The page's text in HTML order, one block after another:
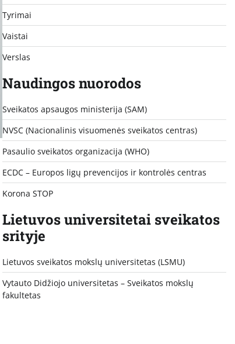
Tyrimai
Vaistai
Verslas
Naudingos nuorodos
Sveikatos apsaugos ministerija (SAM)
NVSC (Nacionalinis visuomenės sveikatos centras)
Pasaulio sveikatos organizacija (WHO)
ECDC – Europos ligų prevencijos ir kontrolės centras
Korona STOP
Lietuvos universitetai sveikatos
srityje
Lietuvos sveikatos mokslų universitetas (LSMU)
Vytauto Didžiojo universitetas – Sveikatos mokslų
fakultetas